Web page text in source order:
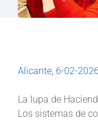
Alicante, 6-02-2026
La lupa de
Los sistemas de